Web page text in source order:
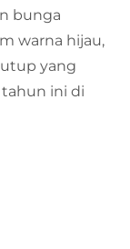
bunga
warna hijau,
yang
ini di